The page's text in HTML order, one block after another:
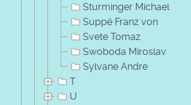
Sturminger Michael
Suppé Franz von
Svete Tomaz
Swoboda Miroslav
Sylvane Andre
T
U